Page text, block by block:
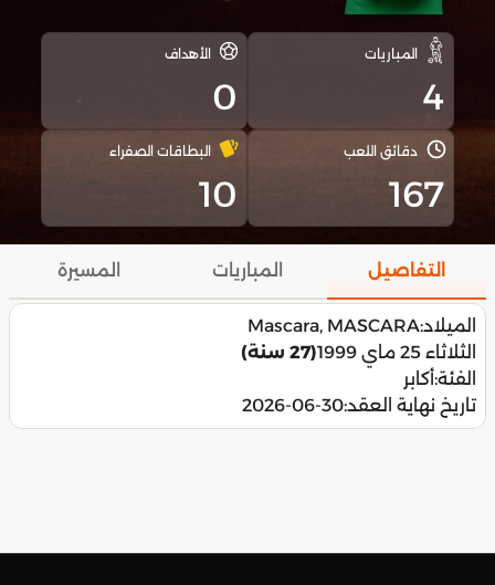
المباريات
4
الأهداف
0
دقائق اللعب
167
البطاقات الصفراء
10
التفاصيل المباريات المسيرة
الميلاد:Mascara, MASCARA
الثلاثاء 25 ماي 1999
(27 سنة)
الفئة:أكابر
تاريخ نهاية العقد:2026-06-30